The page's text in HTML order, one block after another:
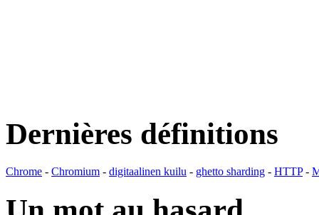
Dernières définitions
Chrome - Chromium - digitaalinen kuilu - ghetto sharding - HTTP-